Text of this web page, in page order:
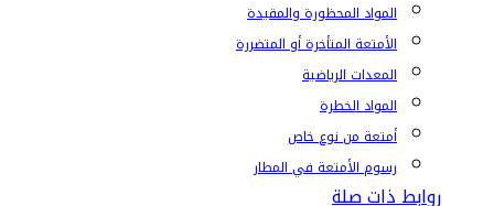
المواد المحظورة والمقيدة
الأمتعة المتأخرة أو المتضررة
المعدات الرياضية
المواد الخطرة
أمتعة من نوع خاص
رسوم الأمتعة في المطار
روابط ذات صلة